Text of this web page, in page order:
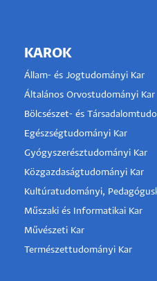
KAROK
Állam- és Jogtudományi Kar
Általános Orvostudományi Kar
Bölcsészet- és
Egészségtudományi Kar
Gyógyszerésztudományi Kar
Közgazdaságtudományi Kar
Kultúratudományi,
Műszaki és Informatikai Kar
Művészeti Kar
Természettudományi Kar